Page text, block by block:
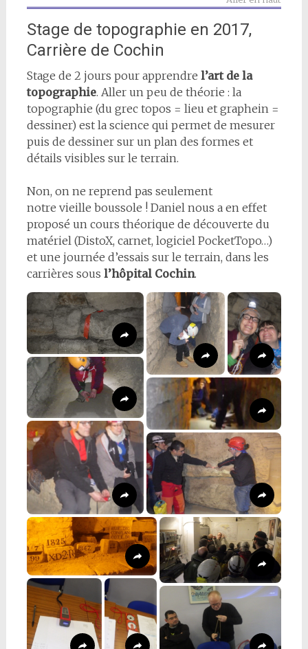
Stage de topographie en 2017,
Carrière de Cochin
Stage de 2 jours pour apprendre l’art de la
topographie. Aller un peu de théorie : la
topographie (du grec topos = lieu et graphein =
dessiner) est la science qui permet de mesurer
puis de dessiner sur un plan des formes et
détails visibles sur le terrain.
Non, on ne reprend pas seulement
notre vieille boussole ! Daniel nous a en effet
proposé un cours théorique de découverte du
matériel (DistoX, carnet, logiciel PocketTopo…)
et une journée d’essais sur le terrain, dans les
carrières sous l’hôpital Cochin.